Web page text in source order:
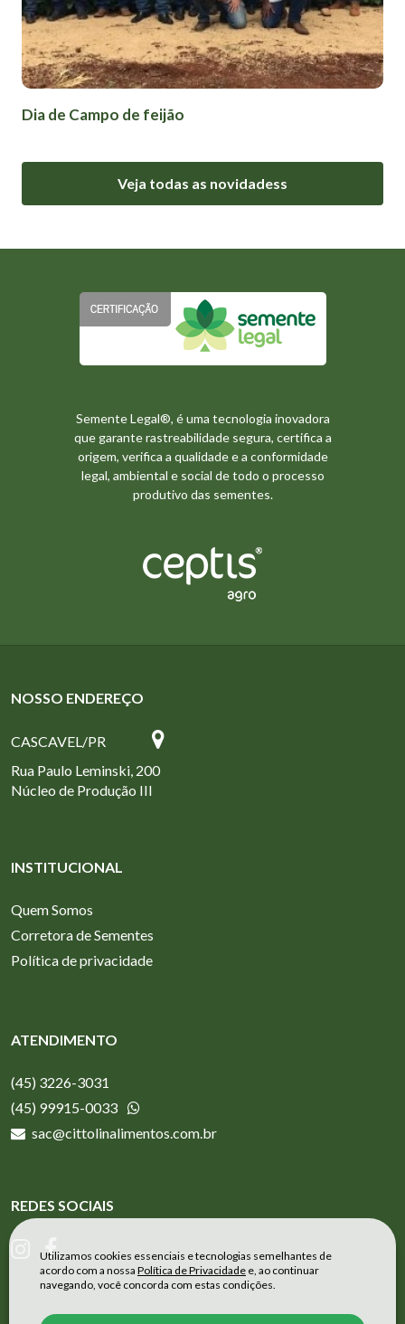
Dia de Campo de feijão
Veja todas as novidadess
Semente Legal®, é uma tecnologia inovadora
que garante rastreabilidade segura, certifica a
origem, verifica a qualidade e a conformidade
legal, ambiental e social de todo o processo
produtivo das sementes.
NOSSO ENDEREÇO
CASCAVEL/PR
Rua Paulo Leminski, 200
Núcleo de Produção III
INSTITUCIONAL
Quem Somos
Corretora de Sementes
Política de privacidade
ATENDIMENTO
(45) 3226-3031
(45) 99915-0033
sac@cittolinalimentos.com.br
REDES SOCIAIS
Utilizamos cookies essenciais e tecnologias semelhantes de
acordo com a nossa Política de Privacidade e, ao continuar
navegando, você concorda com estas condições.